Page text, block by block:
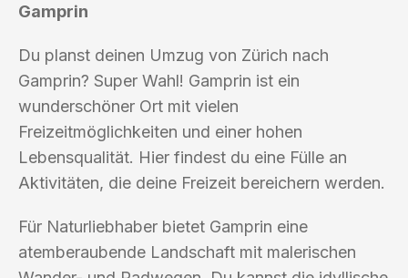
Gamprin
Du planst deinen Umzug von Zürich nach
Gamprin? Super Wahl! Gamprin ist ein
wunderschöner Ort mit vielen
Freizeitmöglichkeiten und einer hohen
Lebensqualität. Hier findest du eine Fülle an
Aktivitäten, die deine Freizeit bereichern werden.
Für Naturliebhaber bietet Gamprin eine
atemberaubende Landschaft mit malerischen